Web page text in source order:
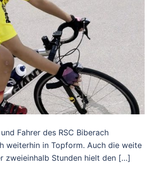
Fahrer des RSC Biberach
weiterhin in Topform. Auch die weite
zweieinhalb Stunden hielt den […]